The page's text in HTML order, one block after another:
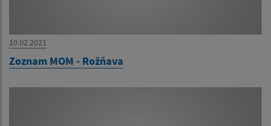
10.02.2021
Zoznam MOM - Rožňava